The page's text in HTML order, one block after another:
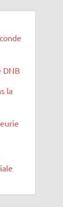
DNB
la